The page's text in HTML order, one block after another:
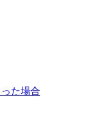
た場合